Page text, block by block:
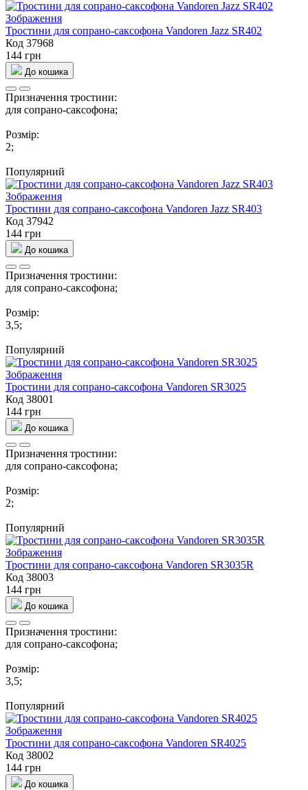
Тростини для сопрано-саксофона Vandoren Jazz SR402
Код 37968
144 грн
До кошика
Призначення тростини:
для сопрано-саксофона;
Розмір:
2;
Популярний
Тростини для сопрано-саксофона Vandoren Jazz SR403
Код 37942
144 грн
До кошика
Призначення тростини:
для сопрано-саксофона;
Розмір:
3,5;
Популярний
Тростини для сопрано-саксофона Vandoren SR3025
Код 38001
144 грн
До кошика
Призначення тростини:
для сопрано-саксофона;
Розмір:
2;
Популярний
Тростини для сопрано-саксофона Vandoren SR3035R
Код 38003
144 грн
До кошика
Призначення тростини:
для сопрано-саксофона;
Розмір:
3,5;
Популярний
Тростини для сопрано-саксофона Vandoren SR4025
Код 38002
144 грн
До кошика